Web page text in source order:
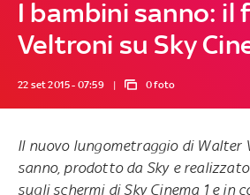
I bambini sanno: il
Veltroni su Sky
22 set 2015 - 07:59 0 foto
Il nuovo lungometraggio di Walter
sanno, prodotto da Sky e
sugli schermi di Sky Cinema 1 e in